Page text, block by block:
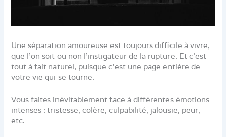
Une séparation amoureuse est toujours difficile à vivre,
que l’on soit ou non l’instigateur de la rupture. Et c’est
tout à fait naturel, puisque c’est une page entière de
votre vie qui se tourne.
Vous faites inévitablement face à différentes émotions
intenses : tristesse, colère, culpabilité, jalousie, peur,
etc.